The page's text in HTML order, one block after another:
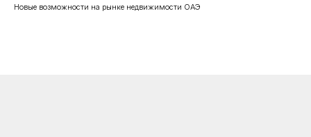
Новые возможности на рынке недвижимости ОАЭ